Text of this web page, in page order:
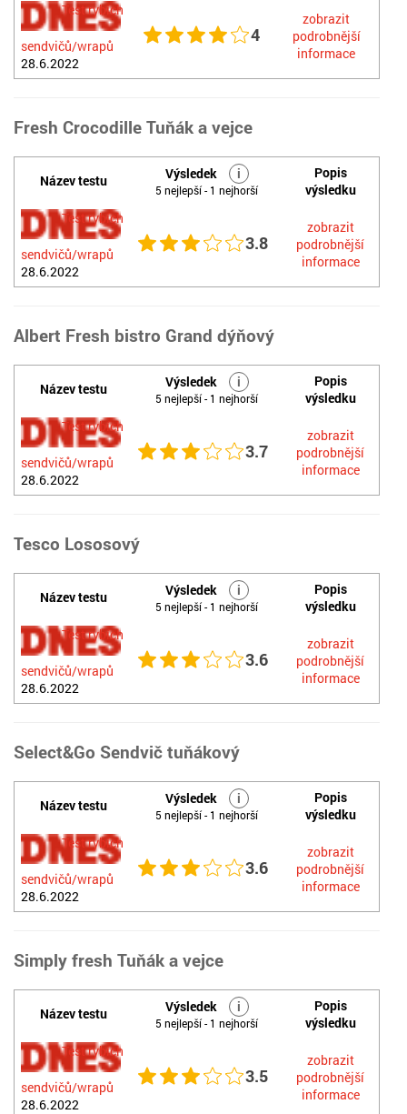
Test rybích
sendvičů/wrapů
28.6.2022
4
zobrazit
podrobnější
informace
Fresh Crocodille Tuňák a vejce
Název testu Výsledek i
5 nejlepší - 1 nejhorší
Popis
výsledku
Test rybích
sendvičů/wrapů
28.6.2022
3.8
zobrazit
podrobnější
informace
Albert Fresh bistro Grand dýňový
Název testu Výsledek i
5 nejlepší - 1 nejhorší
Popis
výsledku
Test rybích
sendvičů/wrapů
28.6.2022
3.7
zobrazit
podrobnější
informace
Tesco Lososový
Název testu Výsledek i
5 nejlepší - 1 nejhorší
Popis
výsledku
Test rybích
sendvičů/wrapů
28.6.2022
3.6
zobrazit
podrobnější
informace
Select&Go Sendvič tuňákový
Název testu Výsledek i
5 nejlepší - 1 nejhorší
Popis
výsledku
Test rybích
sendvičů/wrapů
28.6.2022
3.6
zobrazit
podrobnější
informace
Simply fresh Tuňák a vejce
Název testu Výsledek i
5 nejlepší - 1 nejhorší
Popis
výsledku
Test rybích
sendvičů/wrapů
28.6.2022
3.5
zobrazit
podrobnější
informace